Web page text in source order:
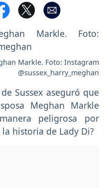
Markle. Foto: Instagram
@sussex_harry_meghan
Sussex aseguró que
Meghan Markle
peligrosa por
historia de Lady Di?